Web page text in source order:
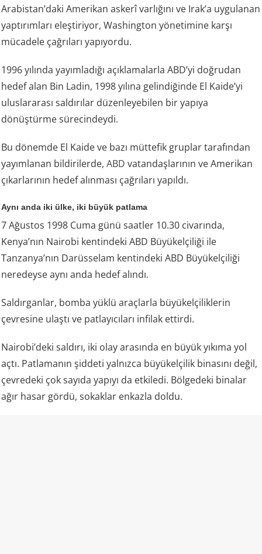
Arabistan’daki Amerikan askerî varlığını ve Irak’a uygulanan
yaptırımları eleştiriyor, Washington yönetimine karşı
mücadele çağrıları yapıyordu.
1996 yılında yayımladığı açıklamalarla ABD’yi doğrudan
hedef alan Bin Ladin, 1998 yılına gelindiğinde El Kaide’yi
uluslararası saldırılar düzenleyebilen bir yapıya
dönüştürme sürecindeydi.
Bu dönemde El Kaide ve bazı müttefik gruplar tarafından
yayımlanan bildirilerde,ABD vatandaşlarının ve Amerikan
çıkarlarının hedef alınması çağrıları yapıldı.
Aynı anda iki ülke, iki büyük patlama
7 Ağustos 1998 Cuma günü saatler 10.30 civarında,
Kenya’nın Nairobi kentindeki ABD Büyükelçiliği ile
Tanzanya’nın Darüsselam kentindeki ABD Büyükelçiliği
neredeyse aynı anda hedef alındı.
Saldırganlar, bomba yüklü araçlarla büyükelçiliklerin
çevresine ulaştı ve patlayıcıları infilak ettirdi.
Nairobi’deki saldırı, iki olay arasında en büyük yıkıma yol
açtı. Patlamanın şiddeti yalnızca büyükelçilik binasını değil,
çevredeki çok sayıda yapıyı da etkiledi. Bölgedeki binalar
ağır hasar gördü, sokaklar enkazla doldu.